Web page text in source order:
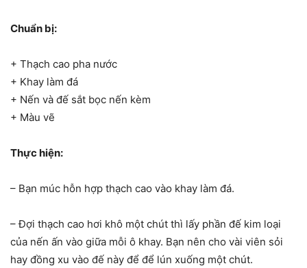
Chuẩn bị:
+ Thạch cao pha nước
+ Khay làm đá
+ Nến và đế sắt bọc nến kèm
+ Màu vẽ
Thực hiện:
– Bạn múc hỗn hợp thạch cao vào khay làm đá.
– Đợi thạch cao hơi khô một chút thì lấy phần đế kim loại
của nến ấn vào giữa mỗi ô khay. Bạn nên cho vài viên sỏi
hay đồng xu vào đế này để để lún xuống một chút.